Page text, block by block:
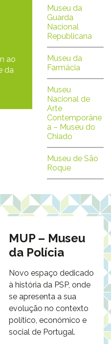
ao
da
Museu da
Guarda
Nacional
Republicana
Museu da
Farmácia
Museu
Nacional de
Arte
Contemporâne
a – Museu do
Chiado
Museu de São
Roque
MUP – Museu
da Polícia
Novo espaço dedicado
à história da PSP, onde
se apresenta a sua
evolução no contexto
político, económico e
social de Portugal.